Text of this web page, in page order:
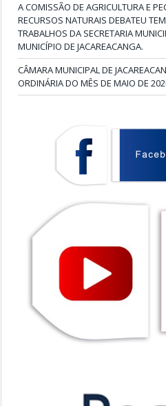
A COMISSÃO DE AGRICULTURA E
RECURSOS NATURAIS DEBATEU
TRABALHOS DA SECRETARIA
MUNICÍPIO DE JACAREACANGA.
CÂMARA MUNICIPAL DE
ORDINÁRIA DO MÊS DE MAIO DE